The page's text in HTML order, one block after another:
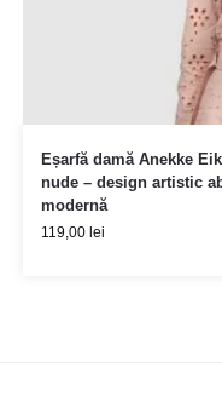
Eșarfă damă Anekke
nude – design artistic
modernă
119,00 lei